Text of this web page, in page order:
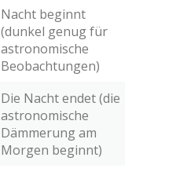
Nacht beginnt
(dunkel genug für
astronomische
Beobachtungen)
Die Nacht endet (die
astronomische
Dämmerung am
Morgen beginnt)